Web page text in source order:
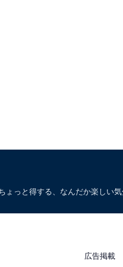
っと得する、なんだか楽しい
広告掲載